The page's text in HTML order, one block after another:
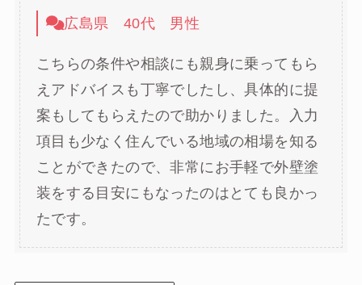
広島県 40代 男性
こちらの条件や相談にも親身に乗ってもら
えアドバイスも丁寧でしたし、具体的に提
案もしてもらえたので助かりました。入力
項目も少なく住んでいる地域の相場を知る
ことができたので、非常にお手軽で外壁塗
装をする目安にもなったのはとても良かっ
たです。